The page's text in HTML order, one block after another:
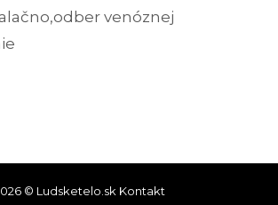
ABY
BOL
,odber venóznej
© Ludsketelo.sk Kontakt